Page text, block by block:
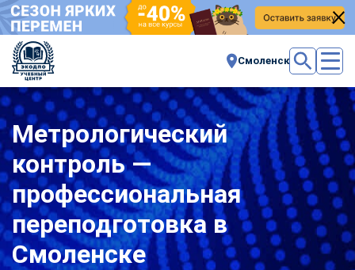
Смоленск
Метрологический
контроль —
профессиональная
переподготовка в
Смоленске